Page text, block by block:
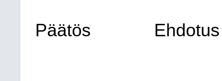
Päätös